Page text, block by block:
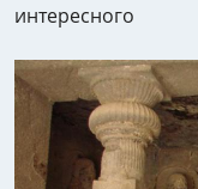
интересного